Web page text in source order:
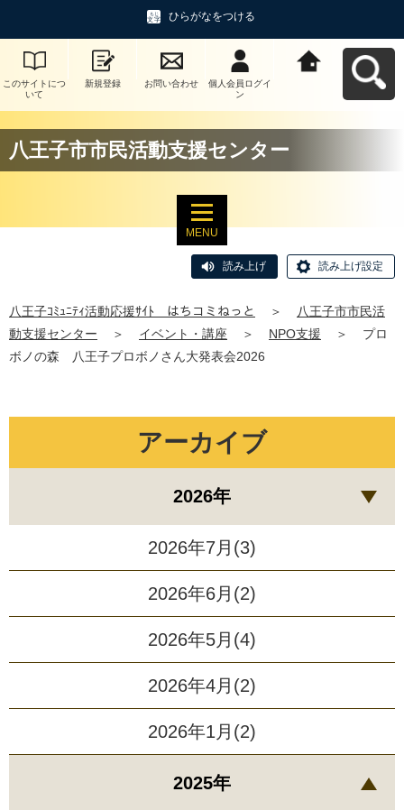
ひらがなをつける
このサイトにつ
いて
新規登録 お問い合わせ
個人会員ログイ
ン
八王子市市民活動支援センター
MENU
読み上げ 読み上げ設定
八王子ｺﾐｭﾆﾃｨ活動応援ｻｲﾄ はちコミねっと ＞
八王子市市民活
動支援センター
＞ イベント・講座 ＞ NPO支援 ＞
プロ
ボノの森 八王子プロボノさん大発表会2026
アーカイブ
2026年
2026年7月(3)
2026年6月(2)
2026年5月(4)
2026年4月(2)
2026年1月(2)
2025年